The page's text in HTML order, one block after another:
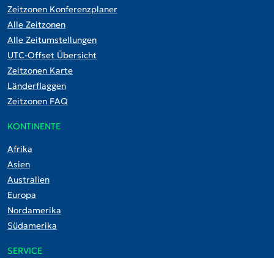
Zeitzonen Konferenzplaner
Alle Zeitzonen
Alle Zeitumstellungen
UTC-Offset Übersicht
Zeitzonen Karte
Länderflaggen
Zeitzonen FAQ
KONTINENTE
Afrika
Asien
Australien
Europa
Nordamerika
Südamerika
SERVICE